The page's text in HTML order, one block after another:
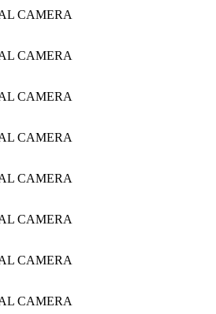
CAMERA
CAMERA
CAMERA
CAMERA
CAMERA
CAMERA
CAMERA
CAMERA